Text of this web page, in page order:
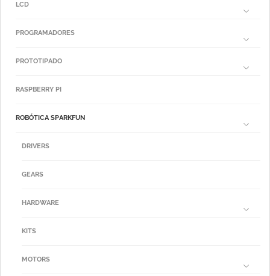
LCD
PROGRAMADORES
PROTOTIPADO
RASPBERRY PI
ROBÓTICA SPARKFUN
DRIVERS
GEARS
HARDWARE
KITS
MOTORS